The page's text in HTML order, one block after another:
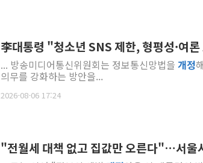
李대통령 "청소년 SNS 제한, 형평성·여
... 방송미디어통신위원회는 정보통신망법을 개정
의무를 강화하는 방안을...
2026-08-06 17:24
"전월세 대책 없고 집값만 오른다"…서울